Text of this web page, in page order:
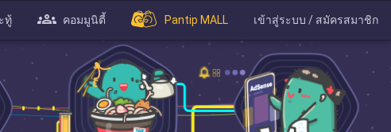
ทู้ คอมมูนิตี้ Pantip MALL เข้าสู่ระบบ / สมัครสมาชิก